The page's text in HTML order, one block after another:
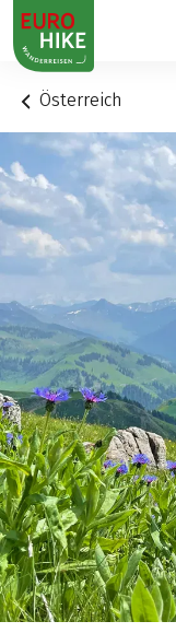
1
Österreich